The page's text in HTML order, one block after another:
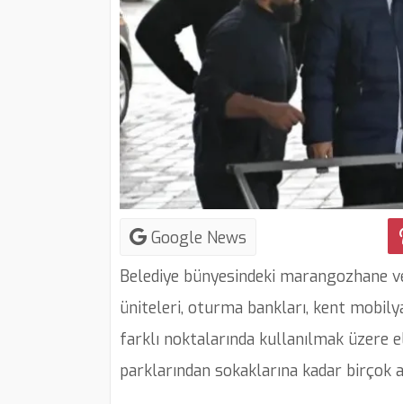
Google News
Belediye bünyesindeki
üniteleri, oturma bankları, kent
farklı noktalarında kullanılmak üzere
parklarından sokaklarına kadar